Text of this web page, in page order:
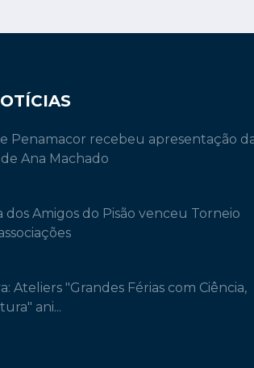
Penamacor recebeu apresentação
Ana Machado
dos Amigos do Pisão venceu Torneio
Ateliers "Grandes Férias com Ciência,
ani...